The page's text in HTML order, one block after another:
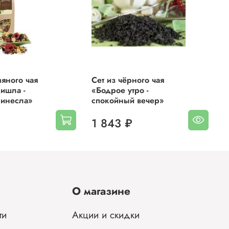
что
чая
-
Сет из чёрного чая
«Бодрое утро -
спокойный вечер»
1 843 ₽
О магазине
Акции и скидки